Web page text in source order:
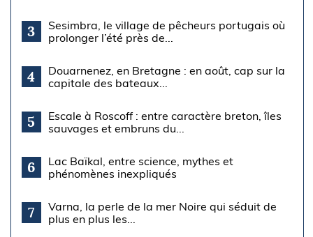
3
Sesimbra, le village de pêcheurs portugais où
prolonger l’été près de...
4
Douarnenez, en Bretagne : en août, cap sur la
capitale des bateaux...
5
Escale à Roscoff : entre caractère breton, îles
sauvages et embruns du...
6
Lac Baïkal, entre science, mythes et
phénomènes inexpliqués
7
Varna, la perle de la mer Noire qui séduit de
plus en plus les...